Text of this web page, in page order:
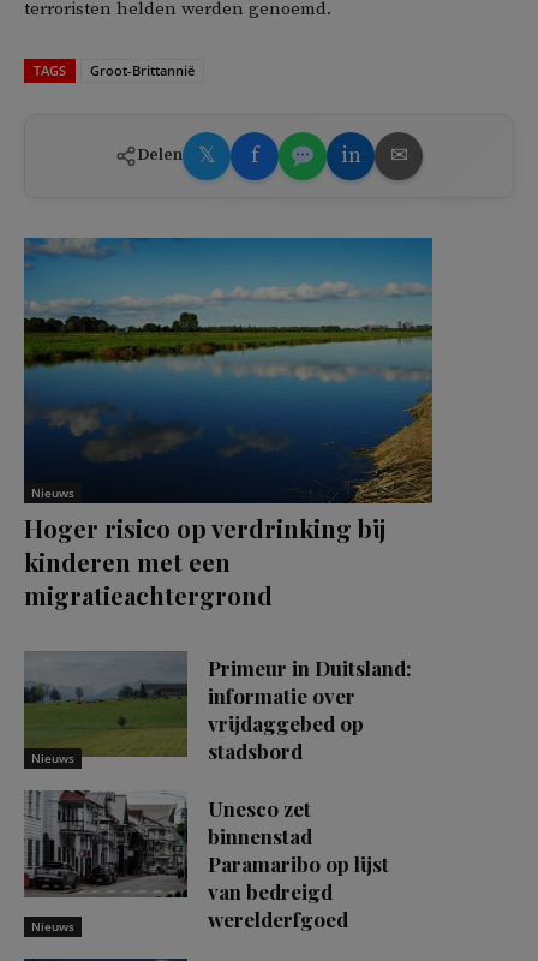
terroristen helden werden genoemd.
TAGS Groot-Brittannië
Delen 𝕏 f in ✉
Nieuws
Hoger risico op verdrinking bij
kinderen met een
migratieachtergrond
Nieuws
Primeur in Duitsland:
informatie over
vrijdaggebed op
stadsbord
Nieuws
Unesco zet
binnenstad
Paramaribo op lijst
van bedreigd
werelderfgoed